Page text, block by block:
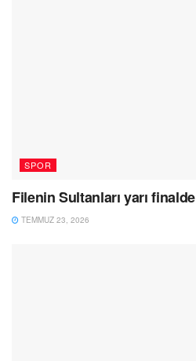
SPOR
Filenin Sultanları yarı finalde
TEMMUZ 23, 2026